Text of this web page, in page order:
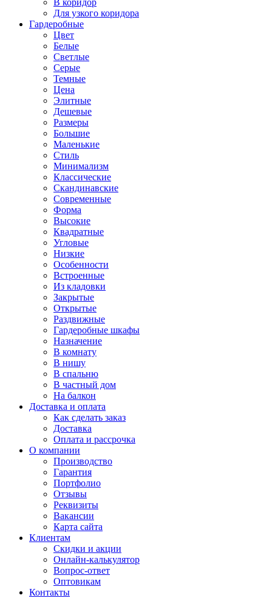
В коридор
Для узкого коридора
Гардеробные
Цвет
Белые
Светлые
Серые
Темные
Цена
Элитные
Дешевые
Размеры
Большие
Маленькие
Стиль
Минимализм
Классические
Скандинавские
Современные
Форма
Высокие
Квадратные
Угловые
Низкие
Особенности
Встроенные
Из кладовки
Закрытые
Открытые
Раздвижные
Гардеробные шкафы
Назначение
В комнату
В нишу
В спальню
В частный дом
На балкон
Доставка и оплата
Как сделать заказ
Доставка
Оплата и рассрочка
О компании
Производство
Гарантия
Портфолио
Отзывы
Реквизиты
Вакансии
Карта сайта
Клиентам
Скидки и акции
Онлайн-калькулятор
Вопрос-ответ
Оптовикам
Контакты